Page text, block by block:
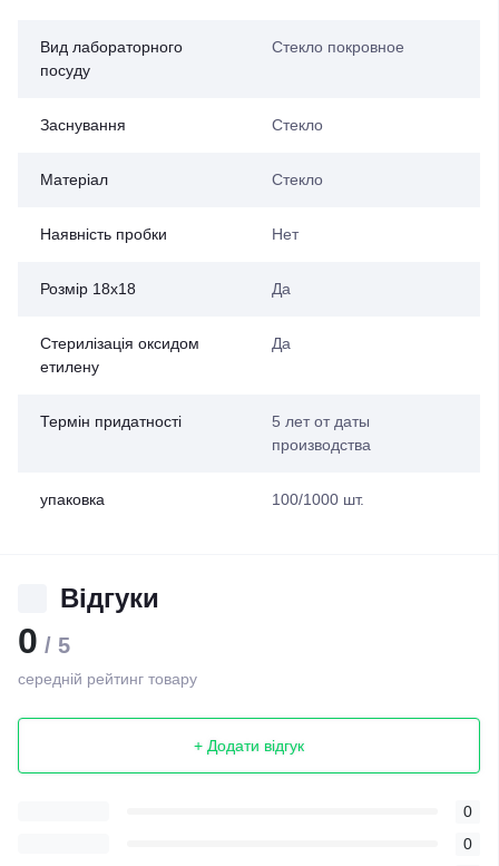
Вид лабораторного
посуду
Стекло покровное
Заснування Стекло
Матеріал Стекло
Наявність пробки Нет
Розмір 18х18 Да
Стерилізація оксидом
етилену
Да
Термін придатності
5 лет от даты
производства
упаковка 100/1000 шт.
Відгуки
0 / 5
середній рейтинг товару
+ Додати відгук
0
0